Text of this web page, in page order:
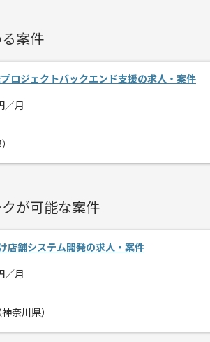
のコ
PMOの経験を活かすことができます。
複数案件を保有している企業ですので、
ご経験と実績に応じてスライド案件の
案件
プロジェクトバックエンド支援の求人・案件
／月
が可能な案件
店舗システム開発の求人・案件
／月
奈川県）